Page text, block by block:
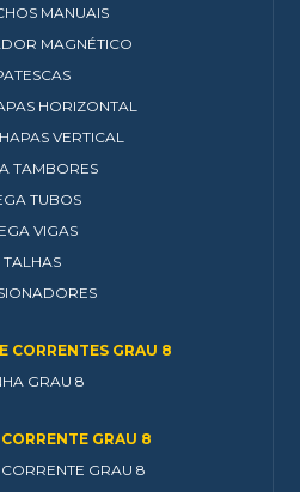
MANUAIS
MAGNÉTICO
HORIZONTAL
VERTICAL
TAMBORES
TUBOS
VIGAS
TALHAS
CORRENTES GRAU 8
GRAU 8
GRAU 8
GRAU 8